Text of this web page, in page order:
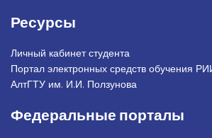
Ресурсы
Личный кабинет студента
Портал электронных средств обучения
АлтГТУ им. И.И. Ползунова
Федеральные порталы